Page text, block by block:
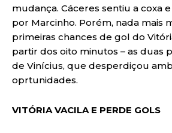
mudança. Cáceres sentiu a coxa
por Marcinho. Porém, nada mais
primeiras chances de gol do
partir dos oito minutos – as duas
de Vinícius, que desperdiçou
oprtunidades.
VITÓRIA VACILA E PERDE GOLS